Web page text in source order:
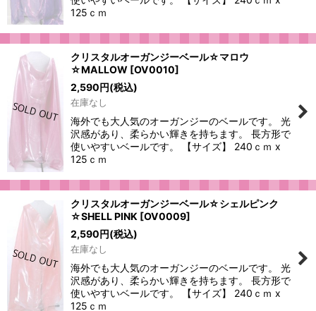
125ｃｍ
クリスタルオーガンジーベール☆マロウ
☆MALLOW [OV0010]
2,590円(税込)
在庫なし
海外でも大人気のオーガンジーのベールです。 光
沢感があり、柔らかい輝きを持ちます。 長方形で
使いやすいベールです。 【サイズ】 240ｃｍ x
125ｃｍ
クリスタルオーガンジーベール☆シェルピンク
☆SHELL PINK [OV0009]
2,590円(税込)
在庫なし
海外でも大人気のオーガンジーのベールです。 光
沢感があり、柔らかい輝きを持ちます。 長方形で
使いやすいベールです。 【サイズ】 240ｃｍ x
125ｃｍ